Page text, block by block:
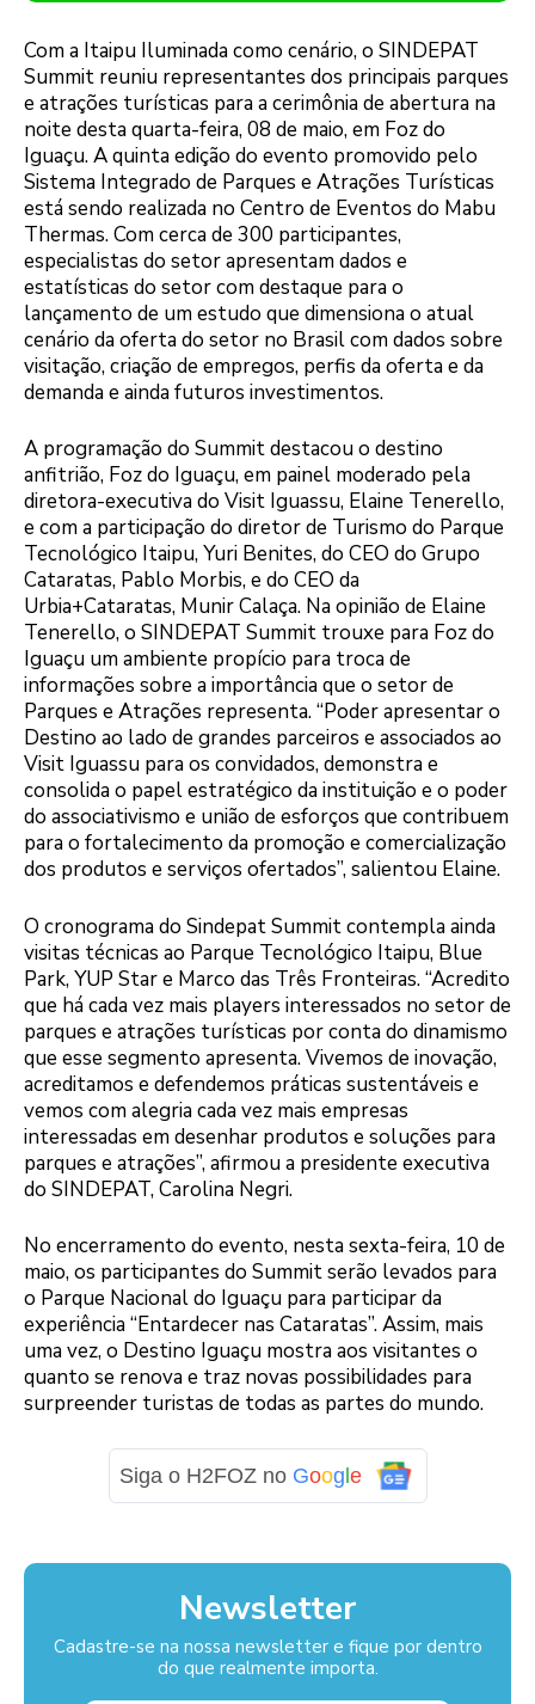
Com a Itaipu Iluminada como cenário, o SINDEPAT
Summit reuniu representantes dos principais parques
e atrações turísticas para a cerimônia de abertura na
noite desta quarta-feira, 08 de maio, em Foz do
Iguaçu. A quinta edição do evento promovido pelo
Sistema Integrado de Parques e Atrações Turísticas
está sendo realizada no Centro de Eventos do Mabu
Thermas. Com cerca de 300 participantes,
especialistas do setor apresentam dados e
estatísticas do setor com destaque para o
lançamento de um estudo que dimensiona o atual
cenário da oferta do setor no Brasil com dados sobre
visitação, criação de empregos, perfis da oferta e da
demanda e ainda futuros investimentos.
A programação do Summit destacou o destino
anfitrião, Foz do Iguaçu, em painel moderado pela
diretora-executiva do Visit Iguassu, Elaine Tenerello,
e com a participação do diretor de Turismo do Parque
Tecnológico Itaipu, Yuri Benites, do CEO do Grupo
Cataratas, Pablo Morbis, e do CEO da
Urbia+Cataratas, Munir Calaça. Na opinião de Elaine
Tenerello, o SINDEPAT Summit trouxe para Foz do
Iguaçu um ambiente propício para troca de
informações sobre a importância que o setor de
Parques e Atrações representa. “Poder apresentar o
Destino ao lado de grandes parceiros e associados ao
Visit Iguassu para os convidados, demonstra e
consolida o papel estratégico da instituição e o poder
do associativismo e união de esforços que contribuem
para o fortalecimento da promoção e comercialização
dos produtos e serviços ofertados”, salientou Elaine.
O cronograma do Sindepat Summit contempla ainda
visitas técnicas ao Parque Tecnológico Itaipu, Blue
Park, YUP Star e Marco das Três Fronteiras. “Acredito
que há cada vez mais players interessados no setor de
parques e atrações turísticas por conta do dinamismo
que esse segmento apresenta. Vivemos de inovação,
acreditamos e defendemos práticas sustentáveis e
vemos com alegria cada vez mais empresas
interessadas em desenhar produtos e soluções para
parques e atrações”, afirmou a presidente executiva
do SINDEPAT, Carolina Negri.
No encerramento do evento, nesta sexta-feira, 10 de
maio, os participantes do Summit serão levados para
o Parque Nacional do Iguaçu para participar da
experiência “Entardecer nas Cataratas”. Assim, mais
uma vez, o Destino Iguaçu mostra aos visitantes o
quanto se renova e traz novas possibilidades para
surpreender turistas de todas as partes do mundo.
Siga o H2FOZ no Google
Newsletter
Cadastre-se na nossa newsletter e fique por dentro
do que realmente importa.